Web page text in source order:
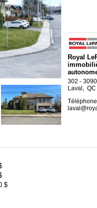
Royal
302 -
Laval,
$